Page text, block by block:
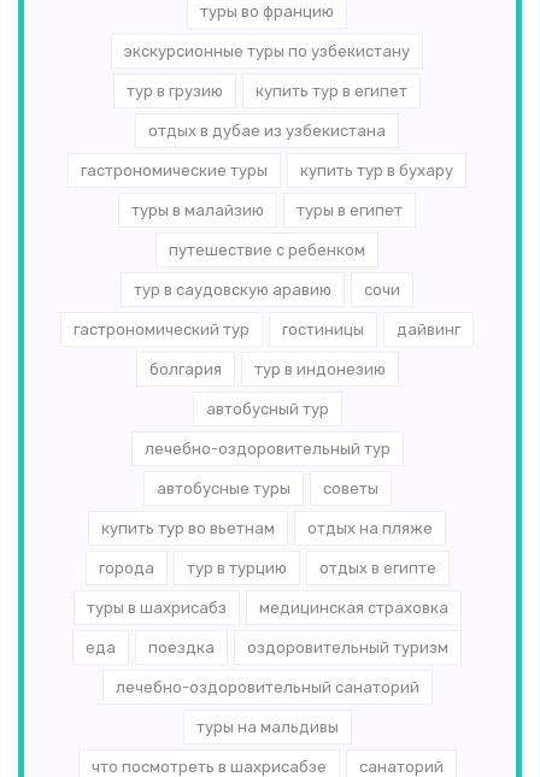
туры во францию
экскурсионные туры по узбекистану
тур в грузию купить тур в египет
отдых в дубае из узбекистана
гастрономические туры купить тур в бухару
туры в малайзию туры в египет
путешествие с ребенком
тур в саудовскую аравию сочи
гастрономический тур гостиницы дайвинг
болгария тур в индонезию
автобусный тур
лечебно-оздоровительный тур
автобусные туры советы
купить тур во вьетнам отдых на пляже
города тур в турцию отдых в египте
туры в шахрисабз медицинская страховка
еда поездка оздоровительный туризм
лечебно-оздоровительный санаторий
туры на мальдивы
что посмотреть в шахрисабзе санаторий